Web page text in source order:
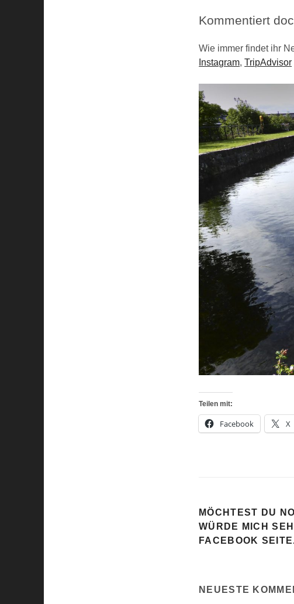
Kommentiert
Wie immer findet ihr
Instagram,TripAdvisor
Teilen mit:
Facebook X
MÖCHTEST DU
WÜRDE MICH
FACEBOOK
NEUESTE